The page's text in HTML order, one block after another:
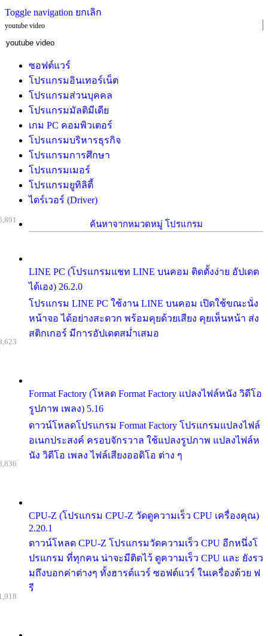
Toggle navigation ยกเลิก
youtube video
ซอฟต์แวร์
โปรแกรมอินเทอร์เน็ต
โปรแกรมส่วนบุคคล
โปรแกรมมัลติมีเดีย
เกม PC คอมพิวเตอร์
โปรแกรมบริหารธุรกิจ
โปรแกรมการศึกษา
โปรแกรมเมอร์
โปรแกรมยูทิลิตี้
ไดร์เวอร์ (Driver)
ค้นหาจากหมวดหมู่ โปรแกรม
LINE PC (โปรแกรมแชท LINE บนคอม ติดตั้งง่าย อัปเดต
ได้เอง) 26.2.0
โปรแกรม LINE PC ใช้งาน LINE บนคอม เปิดใช้ขณะนั่ง
หน้าจอ ได้อย่างสะดวก พร้อมคุยด้วยเสียง คุยเห็นหน้า ส่ง
สติกเกอร์ มีการอัปเดตสม่ำเสมอ
Format Factory (โหลด Format Factory แปลงไฟล์หนัง วิดีโอ
รูปภาพ เพลง) 5.16
ดาวน์โหลดโปรแกรม Format Factory โปรแกรมแปลงไฟล์
อเนกประสงค์ ครอบจักรวาล ใช้แปลงรูปภาพ แปลงไฟล์ห
นัง วิดีโอ เพลง ไฟล์เสียงออดิโอ ต่าง ๆ
CPU-Z (โปรแกรม CPU-Z วัดดูความเร็ว CPU เครื่องคุณ)
2.20.1
ดาวน์โหลด CPU-Z โปรแกรมวัดความเร็ว CPU อีกหนึ่งโ
ปรแกรม ที่ทุกคน น่าจะมีติดไว้ ดูความเร็ว CPU และ ยังรว
มถึงบอกค่าต่างๆ ทั้งฮารด์แวร์ ซอฟต์แวร์ ในเครื่องด้วย ฟ
รี